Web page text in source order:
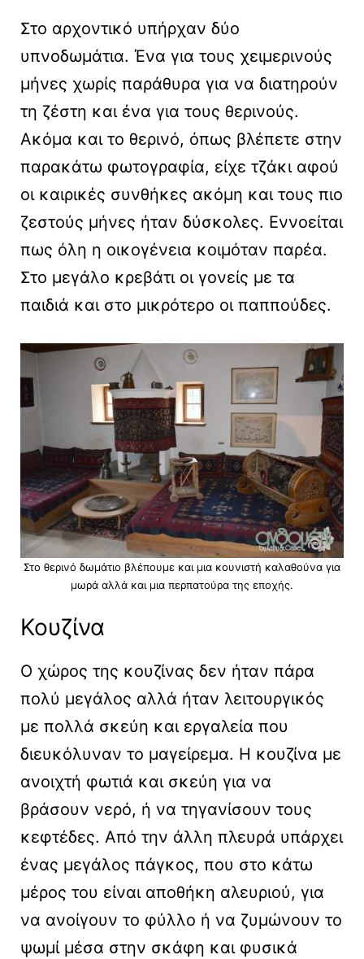
Στο αρχοντικό υπήρχαν δύο
υπνοδωμάτια. Ένα για τους χειμερινούς
μήνες χωρίς παράθυρα για να διατηρούν
τη ζέστη και ένα για τους θερινούς.
Ακόμα και το θερινό, όπως βλέπετε στην
παρακάτω φωτογραφία, είχε τζάκι αφού
οι καιρικές συνθήκες ακόμη και τους πιο
ζεστούς μήνες ήταν δύσκολες. Εννοείται
πως όλη η οικογένεια κοιμόταν παρέα.
Στο μεγάλο κρεβάτι οι γονείς με τα
παιδιά και στο μικρότερο οι παππούδες.
Στο θερινό δωμάτιο βλέπουμε και μια κουνιστή καλαθούνα για
μωρά αλλά και μια περπατούρα της εποχής.
Κουζίνα
Ο χώρος της κουζίνας δεν ήταν πάρα
πολύ μεγάλος αλλά ήταν λειτουργικός
με πολλά σκεύη και εργαλεία που
διευκόλυναν το μαγείρεμα. Η κουζίνα με
ανοιχτή φωτιά και σκεύη για να
βράσουν νερό, ή να τηγανίσουν τους
κεφτέδες. Από την άλλη πλευρά υπάρχει
ένας μεγάλος πάγκος, που στο κάτω
μέρος του είναι αποθήκη αλευριού, για
να ανοίγουν το φύλλο ή να ζυμώνουν το
ψωμί μέσα στην σκάφη και φυσικά